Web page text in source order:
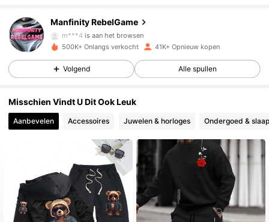
Manfinity RebelGame
m***4 is aan het browsen
4.79
49K Volgers
4.79 49K Volgers
4.79 49K Volgers
4.79 49K Volgers
500K+ Onlangs verkocht 41K+ Opnieuw kopen
Volgend Alle spullen
Misschien Vindt U Dit Ook Leuk
Aanbevelen Accessoires Juwelen & horloges Ondergoed &